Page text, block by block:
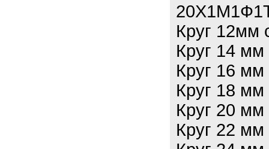
Круг 12мм
Круг 14
Круг 16
Круг 18
Круг 20
Круг 22